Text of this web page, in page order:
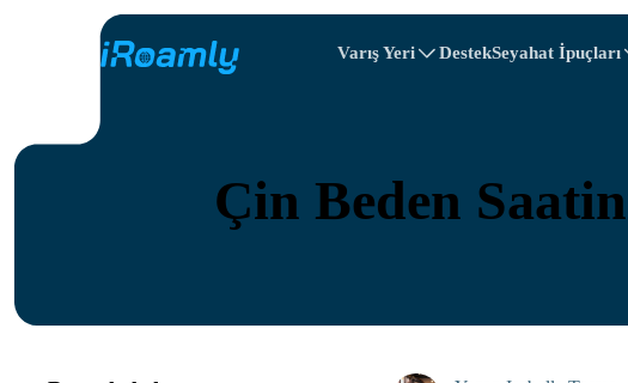
Varış Yeri DestekSeyahat İpuçları
Bulgaristan
Çin Beden